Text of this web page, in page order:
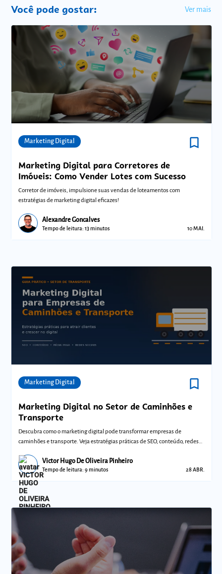
Você pode gostar: Ver mais
Marketing Digital bookmark_border
Marketing Digital para Corretores de
Imóveis: Como Vender Lotes com Sucesso
Corretor de imóveis, impulsione suas vendas de loteamentos com
estratégias de marketing digital eficazes!
Alexandre Goncalves
Tempo de leitura: 13 minutos 10 MAI.
Marketing Digital bookmark_border
Marketing Digital no Setor de Caminhões e
Transporte
Descubra como o marketing digital pode transformar empresas de
caminhões e transporte. Veja estratégias práticas de SEO, conteúdo, redes
Victor Hugo De Oliveira Pinheiro
Tempo de leitura: 9 minutos 28 ABR.